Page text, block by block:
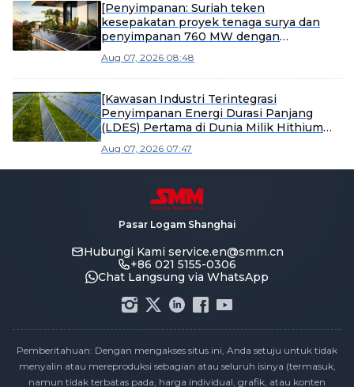
[Penyimpanan: Suriah teken
kesepakatan proyek tenaga surya dan
penyimpanan 760 MW dengan
Aug 07, 2026 08:48
[Kawasan Industri Terintegrasi
Penyimpanan Energi Durasi Panjang
(LDES) Pertama di Dunia Milik Hithium
Aug 07, 2026 07:47
Pasar Logam Shanghai
Hubungi Kami service.en@smm.cn
+86 021 5155-0306
Chat Langsung via WhatsApp
Pemberitahuan: Dengan mengakses situs ini, Anda setuju untuk tidak
menyalin atau mereproduksi sebagian atau seluruh isinya (termasuk,
namun tidak terbatas pada, harga individual, grafik, atau konten